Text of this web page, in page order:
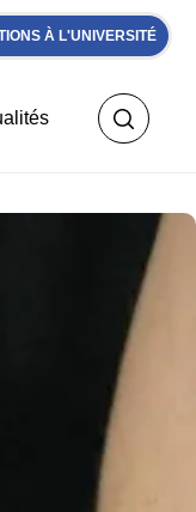
À L'UNIVERSITÉ